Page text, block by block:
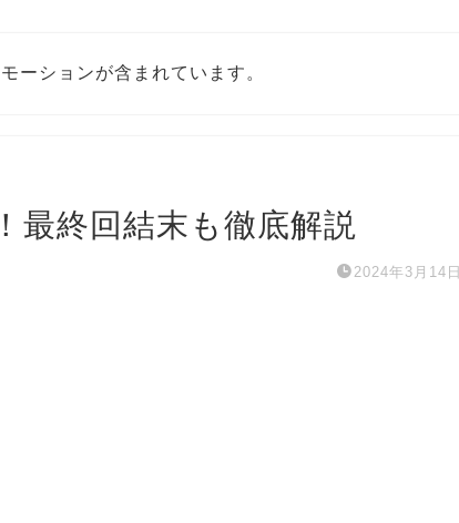
ーションが含まれています。
最終回結末も徹底解説
2024年3月14日